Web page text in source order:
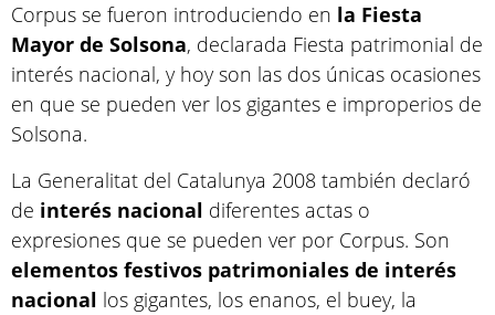
Corpus se fueron introduciendo en la Fiesta
Mayor de Solsona, declarada Fiesta patrimonial de
interés nacional, y hoy son las dos únicas ocasiones
en que se pueden ver los gigantes e improperios de
Solsona.
La Generalitat del Catalunya 2008 también declaró
de interés nacional diferentes actas o
expresiones que se pueden ver por Corpus. Son
elementos festivos patrimoniales de interés
nacional los gigantes, los enanos, el buey, la